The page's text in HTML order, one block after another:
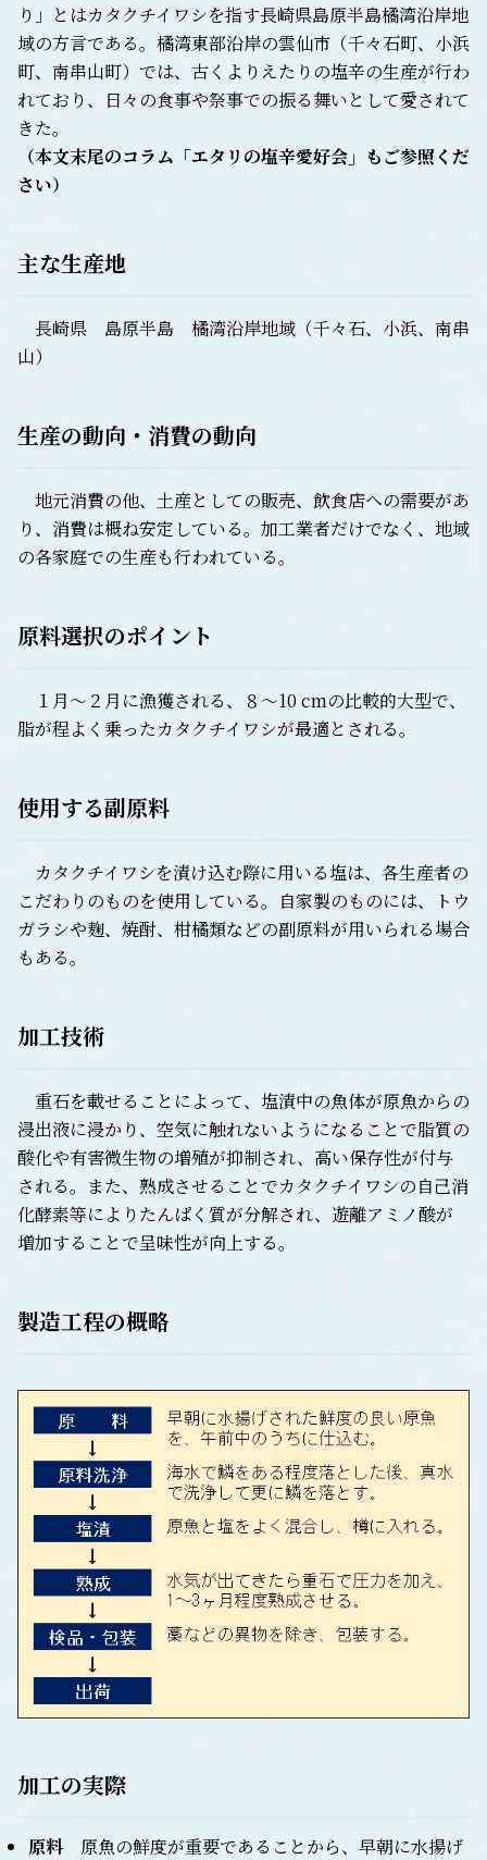
り」とはカタクチイワシを指す長崎県島原半島橘湾沿岸地
域の方言である。橘湾東部沿岸の雲仙市（千々石町、小浜
町、南串山町）では、古くよりえたりの塩辛の生産が行わ
れており、日々の食事や祭事での振る舞いとして愛されて
きた。
（本文末尾のコラム「エタリの塩辛愛好会」もご参照くだ
さい）
主な生産地
長崎県 島原半島 橘湾沿岸地域（千々石、小浜、南串
山）
生産の動向・消費の動向
地元消費の他、土産としての販売、飲食店への需要があ
り、消費は概ね安定している。加工業者だけでなく、地域
の各家庭での生産も行われている。
原料選択のポイント
１月～２月に漁獲される、８～10 cmの比較的大型で、
脂が程よく乗ったカタクチイワシが最適とされる。
使用する副原料
カタクチイワシを漬け込む際に用いる塩は、各生産者の
こだわりのものを使用している。自家製のものには、トウ
ガラシや麹、焼酎、柑橘類などの副原料が用いられる場合
もある。
加工技術
重石を載せることによって、塩漬中の魚体が原魚からの
浸出液に浸かり、空気に触れないようになることで脂質の
酸化や有害微生物の増殖が抑制され、高い保存性が付与
される。また、熟成させることでカタクチイワシの自己消
化酵素等によりたんぱく質が分解され、遊離アミノ酸が
増加することで呈味性が向上する。
製造工程の概略
加工の実際
原料 原魚の鮮度が重要であることから、早朝に水揚げ